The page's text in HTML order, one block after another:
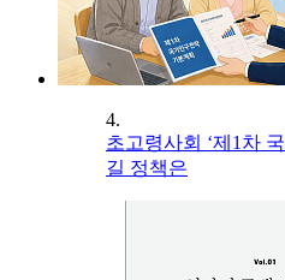
4.
초고령사회 ‘제1차
길 정책은